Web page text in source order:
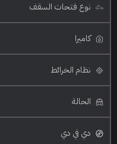
نوع فتحات السقف
كاميرا
نظام الخرائط
الحالة
دي في دي